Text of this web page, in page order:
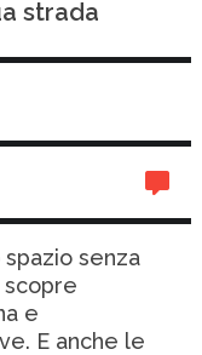
strada
senza
scopre
e
E anche le